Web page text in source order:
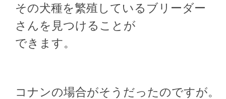
その犬種を繁殖しているブリーダー
さんを見つけることが
できます。
コナンの場合がそうだったのですが。